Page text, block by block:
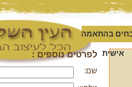
לפרטים נוספים :